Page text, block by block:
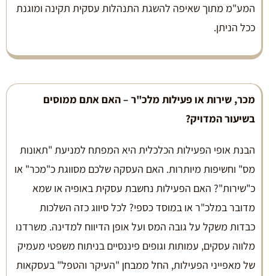
המע"מ מתוך שאיפה להשגת התנהלות עסקית תקינה ומוגנת
ככל הניתן.
מכר, שירות או פעילות מלכ"ר – האם אתם ממוסים
בשיעור המדויק?
הבנת אופי הפעילות הכלכלית היא המפתח למניעת "תאונות
מס" וחשיפות מיותרות. האם העסקה שלכם מסווגת כ"מכר" או
כ"שירות"? האם הפעילות נחשבת עסקית באופיה או שמא
מדובר במלכ"ר או במוסד כספי? לכל סיווג כזה השלכות
כבדות משקל על גובה המס ועל אופן הדיווח למדינה. משרדנו
מלווה עסקים, עמותות וגופים פיננסיים בניתוח משפטי מעמיק
של מאפייני הפעילות, החל ממבחן "העיקר והטפל" בעסקאות